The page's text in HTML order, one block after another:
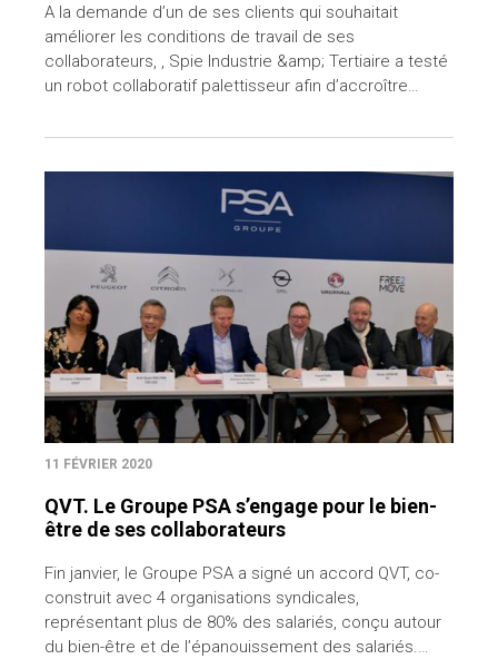
A la demande d’un de ses clients qui souhaitait
améliorer les conditions de travail de ses
collaborateurs, , Spie Industrie &amp; Tertiaire a testé
un robot collaboratif palettisseur afin d’accroître…
11 FÉVRIER 2020
QVT. Le Groupe PSA s’engage pour le bien-
être de ses collaborateurs
Fin janvier, le Groupe PSA a signé un accord QVT, co-
construit avec 4 organisations syndicales,
représentant plus de 80% des salariés, conçu autour
du bien-être et de l’épanouissement des salariés.…